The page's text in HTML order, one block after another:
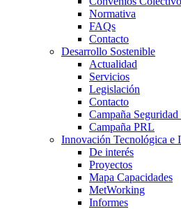
Normativa
FAQs
Contacto
Desarrollo Sostenible
Actualidad
Servicios
Legislación
Contacto
Campaña
Campaña PRL
Innovación Tecnológica e
De interés
Proyectos
Mapa Capacidades
MetWorking
Informes